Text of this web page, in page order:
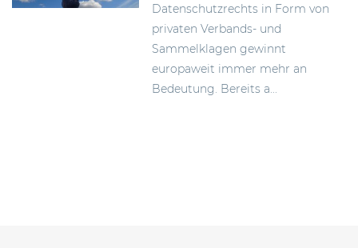
Datenschutzrechts in Form von
privaten Verbands- und
Sammelklagen gewinnt
europaweit immer mehr an
Bedeutung. Bereits a...